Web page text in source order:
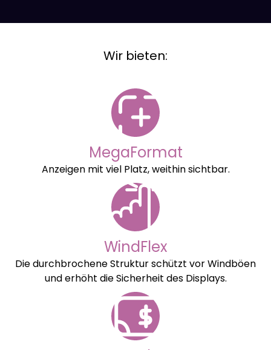
Wir bieten:
MegaFormat
Anzeigen mit viel Platz, weithin sichtbar.
WindFlex
Die durchbrochene Struktur schützt vor Windböen
und erhöht die Sicherheit des Displays.